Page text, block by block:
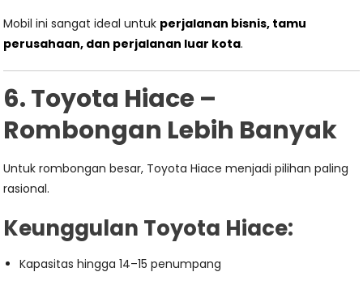
Mobil ini sangat ideal untuk perjalanan bisnis, tamu
perusahaan, dan perjalanan luar kota.
6. Toyota Hiace –
Rombongan Lebih Banyak
Untuk rombongan besar, Toyota Hiace menjadi pilihan paling
rasional.
Keunggulan Toyota Hiace:
Kapasitas hingga 14–15 penumpang